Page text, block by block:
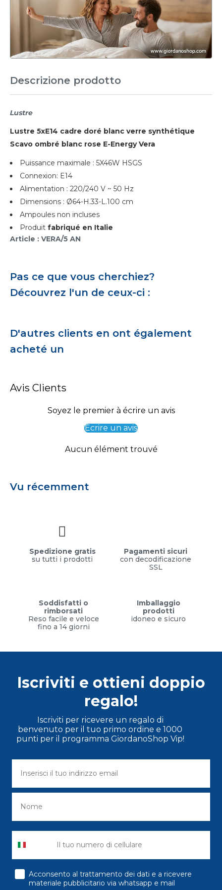
Descrizione prodotto
Lustre
Lustre 5xE14 cadre doré blanc verre synthétique
Scavo ombré blanc rose E-Energy Vera
Puissance maximale : 5X46W HSGS
Connexion: E14
Alimentation : 220/240 V ~ 50 Hz
Dimensions : Ø64-H.33-L.100 cm
Ampoules non incluses
Produit fabriqué en Italie
Article : VERA/5 AN
Pas ce que vous cherchiez?
Découvrez l'un de ceux-ci :
D'autres clients en ont également
acheté un
Avis Clients
Soyez le premier à écrire un avis
Écrire un avis
Aucun élément trouvé
Vu récemment
Spedizione gratis
su tutti i prodotti
Pagamenti sicuri
con decodificazione
SSL
Soddisfatti o
rimborsati
Reso facile e veloce
fino a 14 giorni
Imballaggio
prodotti
idoneo e sicuro
Iscriviti e ottieni doppio
regalo!
Iscriviti per ricevere un regalo di
benvenuto per il tuo primo ordine e 1000
punti per il programma GiordanoShop Vip!
consenso
Acconsento al trattamento dei dati e a ricevere
materiale pubblicitario via whatsapp e mail